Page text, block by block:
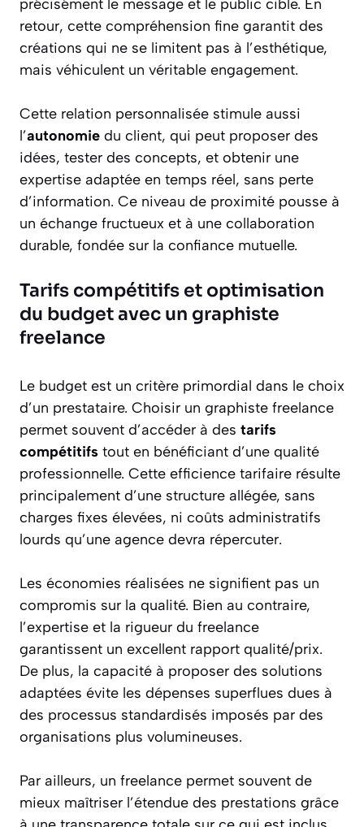
précisément le message et le public cible. En
retour, cette compréhension fine garantit des
créations qui ne se limitent pas à l’esthétique,
mais véhiculent un véritable engagement.
Cette relation personnalisée stimule aussi
l’autonomie du client, qui peut proposer des
idées, tester des concepts, et obtenir une
expertise adaptée en temps réel, sans perte
d’information. Ce niveau de proximité pousse à
un échange fructueux et à une collaboration
durable, fondée sur la confiance mutuelle.
Tarifs compétitifs et optimisation
du budget avec un graphiste
freelance
Le budget est un critère primordial dans le choix
d’un prestataire. Choisir un graphiste freelance
permet souvent d’accéder à des tarifs
compétitifs tout en bénéficiant d’une qualité
professionnelle. Cette efficience tarifaire résulte
principalement d’une structure allégée, sans
charges fixes élevées, ni coûts administratifs
lourds qu’une agence devra répercuter.
Les économies réalisées ne signifient pas un
compromis sur la qualité. Bien au contraire,
l’expertise et la rigueur du freelance
garantissent un excellent rapport qualité/prix.
De plus, la capacité à proposer des solutions
adaptées évite les dépenses superflues dues à
des processus standardisés imposés par des
organisations plus volumineuses.
Par ailleurs, un freelance permet souvent de
mieux maîtriser l’étendue des prestations grâce